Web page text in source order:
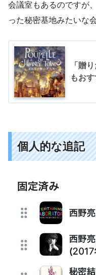
会議室もあるのですが
った秘密基地みたいな
「贈
もお
個人的な追記